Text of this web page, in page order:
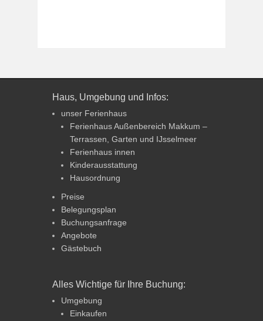
Haus, Umgebung und Infos:
unser Ferienhaus
Ferienhaus Außenbereich Makkum –
Terrassen, Garten und IJsselmeer
Ferienhaus innen
Kinderausstattung
Hausordnung
Preise
Belegungsplan
Buchungsanfrage
Angebote
Gästebuch
Alles Wichtige für Ihre Buchung:
Umgebung
Einkaufen